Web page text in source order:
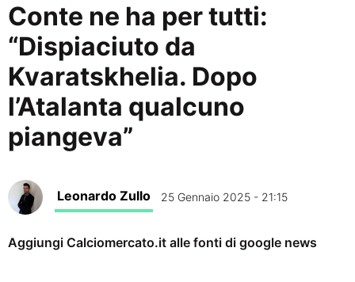
Conte ne ha per tutti:
“Dispiaciuto da
Kvaratskhelia. Dopo
l’Atalanta qualcuno
piangeva”
Leonardo Zullo 25 Gennaio 2025 - 21:15
Aggiungi Calciomercato.it alle fonti di google news